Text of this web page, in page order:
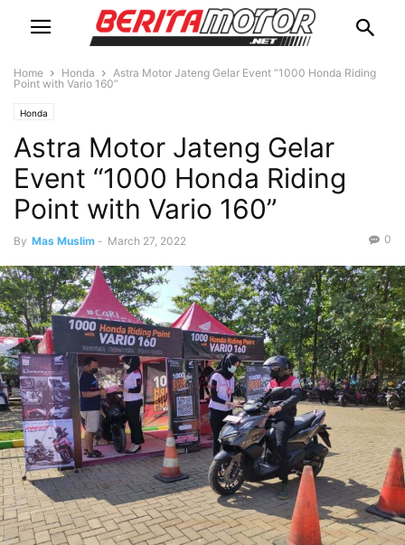
Home Honda
Astra Motor Jateng Gelar Event “1000 Honda Riding
Point with Vario 160”
Honda
Astra Motor Jateng Gelar
Event “1000 Honda Riding
Point with Vario 160”
By Mas Muslim - March 27, 2022 0